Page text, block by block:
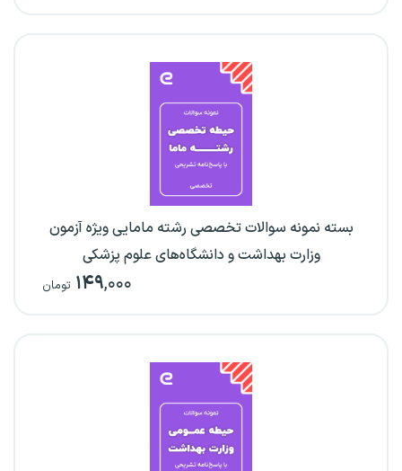
بسته نمونه سوالات تخصصی رشته مامایی ویژه آزمون
وزارت بهداشت و دانشگاه‌های علوم پزشکی
۱۴۹,۰۰۰ تومان